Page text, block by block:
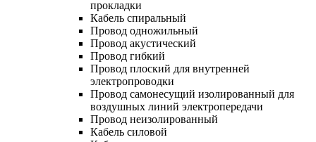
прокладки
Кабель спиральный
Провод одножильный
Провод акустический
Провод гибкий
Провод плоский для внутренней
электропроводки
Провод самонесущий изолированный для
воздушных линий электропередачи
Провод неизолированный
Кабель силовой